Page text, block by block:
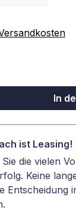
Gib den
In
ist Leasing!
die vielen
Keine
Entscheidung